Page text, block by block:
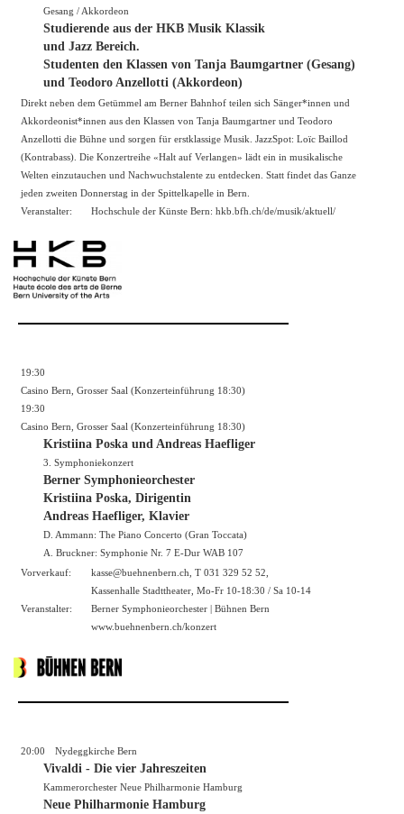
Gesang / Akkordeon
Studierende aus der HKB Musik Klassik
und Jazz Bereich.
Studenten den Klassen von Tanja Baumgartner (Gesang)
und Teodoro Anzellotti (Akkordeon)
Direkt neben dem Getümmel am Berner Bahnhof teilen sich Sänger*innen und
Akkordeonist*innen aus den Klassen von Tanja Baumgartner und Teodoro
Anzellotti die Bühne und sorgen für erstklassige Musik. JazzSpot: Loïc Baillod
(Kontrabass). Die Konzertreihe «Halt auf Verlangen» lädt ein in musikalische
Welten einzutauchen und Nachwuchstalente zu entdecken. Statt findet das Ganze
jeden zweiten Donnerstag in der Spittelkapelle in Bern.
Veranstalter:
Hochschule der Künste Bern: hkb.bfh.ch/de/musik/aktuell/
19:30
Casino Bern, Grosser Saal (Konzerteinführung 18:30)
19:30
Casino Bern, Grosser Saal (Konzerteinführung 18:30)
Kristiina Poska und Andreas Haefliger
3. Symphoniekonzert
Berner Symphonieorchester
Kristiina Poska, Dirigentin
Andreas Haefliger, Klavier
D. Ammann: The Piano Concerto (Gran Toccata)
A. Bruckner: Symphonie Nr. 7 E-Dur WAB 107
Vorverkauf:
kasse@buehnenbern.ch, T 031 329 52 52,
Kassenhalle Stadttheater, Mo-Fr 10-18:30 / Sa 10-14
Veranstalter:
Berner Symphonieorchester | Bühnen Bern
www.buehnenbern.ch/konzert
20:00 Nydeggkirche Bern
Vivaldi - Die vier Jahreszeiten
Kammerorchester Neue Philharmonie Hamburg
Neue Philharmonie Hamburg